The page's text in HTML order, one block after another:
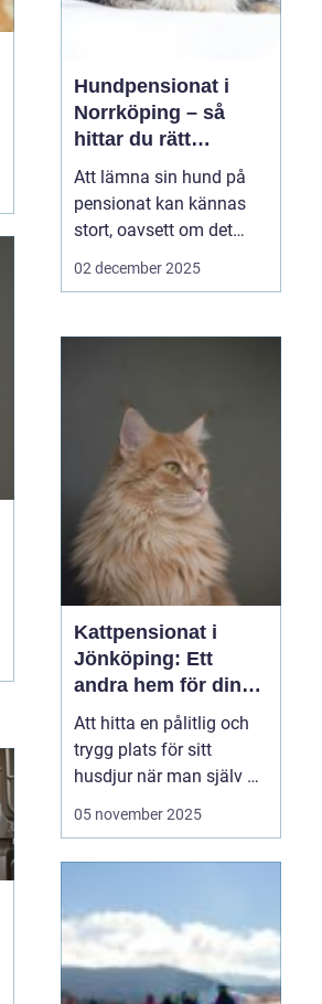
Hundpensionat i
Norrköping – så
hittar du rätt
omsorg för din hund
Att lämna sin hund på
pensionat kan kännas
stort, oavsett om det
gäller en hel semester
runt Norrköping letar
hunden blir...
02 december 2025
Kattpensionat i
Jönköping: Ett
andra hem för din
katt
Att hitta en pålitlig och
trygg plats för sitt
husdjur när man själv är
på resande fot kan
lösningen vara att lämna
katten...
05 november 2025